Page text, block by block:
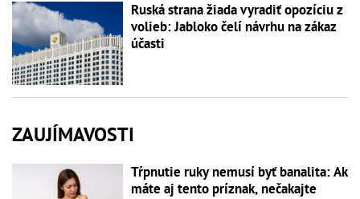
Ruská strana žiada vyradiť opozíciu z
volieb: Jabloko čelí návrhu na zákaz
účasti
ZAUJÍMAVOSTI
Tŕpnutie ruky nemusí byť banalita: Ak
máte aj tento príznak, nečakajte